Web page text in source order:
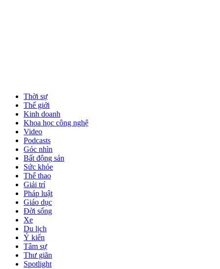
Thời sự
Thế giới
Kinh doanh
Khoa học công nghệ
Video
Podcasts
Góc nhìn
Bất động sản
Sức khỏe
Thể thao
Giải trí
Pháp luật
Giáo dục
Đời sống
Xe
Du lịch
Ý kiến
Tâm sự
Thư giãn
Spotlight